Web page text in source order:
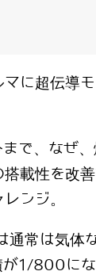
に超伝導
で、なぜ
載性を改
ンジ。
通常は気体
1/800にな